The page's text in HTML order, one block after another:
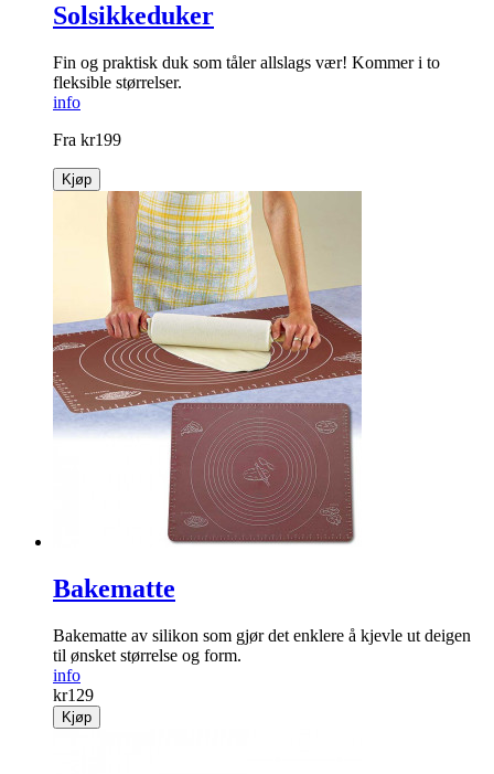
Solsikkeduker
Fin og praktisk duk som tåler allslags vær! Kommer i to
fleksible størrelser.
info
Fra kr199
Kjøp
Bakematte
Bakematte av silikon som gjør det enklere å kjevle ut deigen
til ønsket størrelse og form.
info
kr129
Kjøp